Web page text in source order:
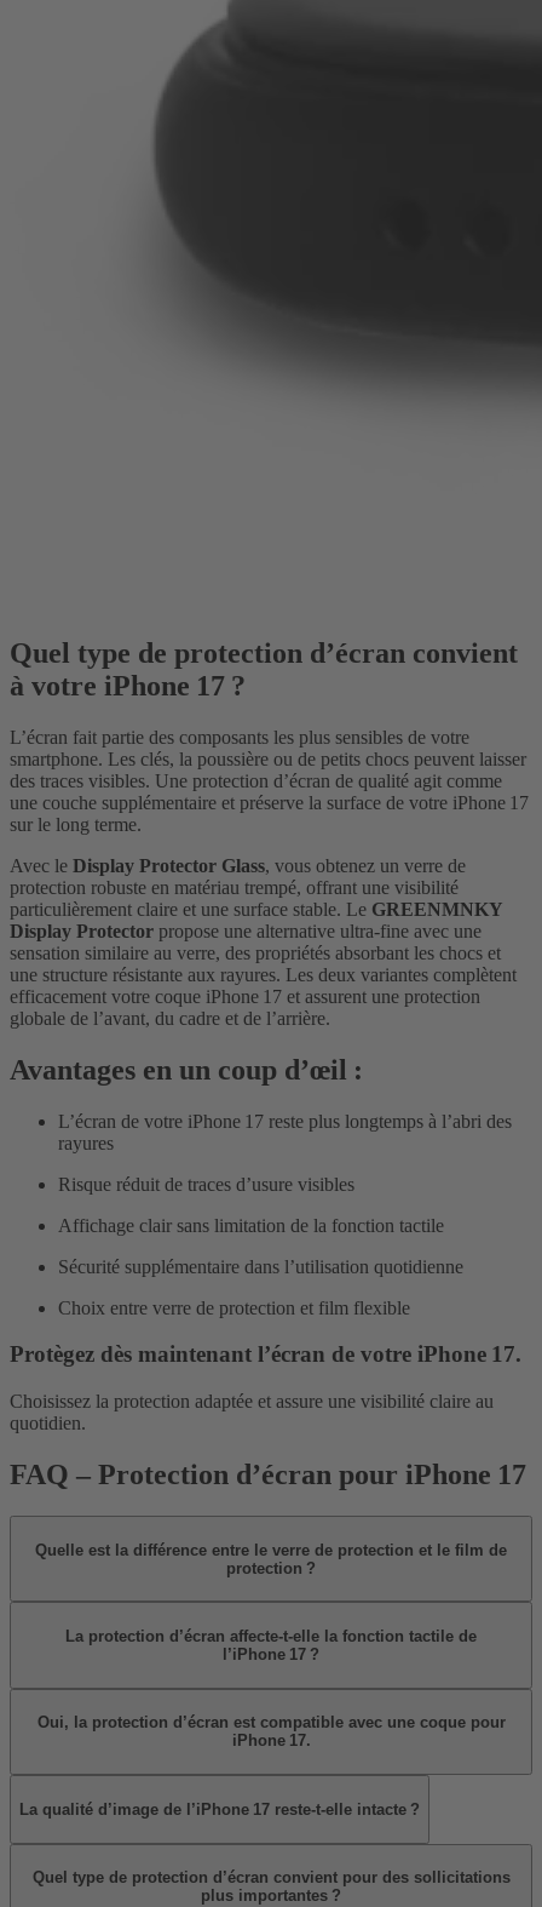
Quel type de protection d’écran convient
à votre iPhone 17 ?
L’écran fait partie des composants les plus sensibles de votre
smartphone. Les clés, la poussière ou de petits chocs peuvent laisser
des traces visibles. Une protection d’écran de qualité agit comme
une couche supplémentaire et préserve la surface de votre iPhone 17
sur le long terme.
Avec le Display Protector Glass, vous obtenez un verre de
protection robuste en matériau trempé, offrant une visibilité
particulièrement claire et une surface stable. Le GREENMNKY
Display Protector propose une alternative ultra‑fine avec une
sensation similaire au verre, des propriétés absorbant les chocs et
une structure résistante aux rayures. Les deux variantes complètent
efficacement votre coque iPhone 17 et assurent une protection
globale de l’avant, du cadre et de l’arrière.
Avantages en un coup d’œil :
L’écran de votre iPhone 17 reste plus longtemps à l’abri des
rayures
Risque réduit de traces d’usure visibles
Affichage clair sans limitation de la fonction tactile
Sécurité supplémentaire dans l’utilisation quotidienne
Choix entre verre de protection et film flexible
Protègez dès maintenant l’écran de votre iPhone 17.
Choisissez la protection adaptée et assure une visibilité claire au
quotidien.
FAQ – Protection d’écran pour iPhone 17
Quelle est la différence entre le verre de protection et le film de
protection ?
La protection d’écran affecte‑t‑elle la fonction tactile de
l’iPhone 17 ?
Oui, la protection d’écran est compatible avec une coque pour
iPhone 17.
La qualité d’image de l’iPhone 17 reste‑t‑elle intacte ?
Quel type de protection d’écran convient pour des sollicitations
plus importantes ?